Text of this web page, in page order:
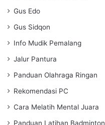
Gus Edo
Gus Sidqon
Info Mudik Pemalang
Jalur Pantura
Panduan Olahraga Ringan
Rekomendasi PC
Cara Melatih Mental Juara
Panduan Latihan Badminton